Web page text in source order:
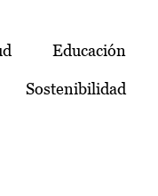
Educación
Sostenibilidad